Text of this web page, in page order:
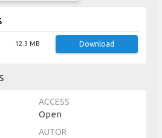
12.3 MB Download
ACCESS
Open
AUTOR